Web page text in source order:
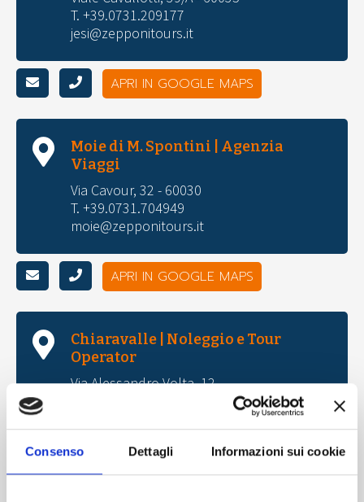
Consenso Dettagli Informazioni sui cookie
T. +39.0731.209177
jesi@zepponitours.it
APRI IN GOOGLE MAPS
Moie di M. Spontini | Agenzia
Viaggi
Via Cavour, 32 - 60030
T. +39.0731.704949
moie@zepponitours.it
APRI IN GOOGLE MAPS
Chiaravalle | Noleggio e Tour
Operator
Via Alessandro Volta, 12